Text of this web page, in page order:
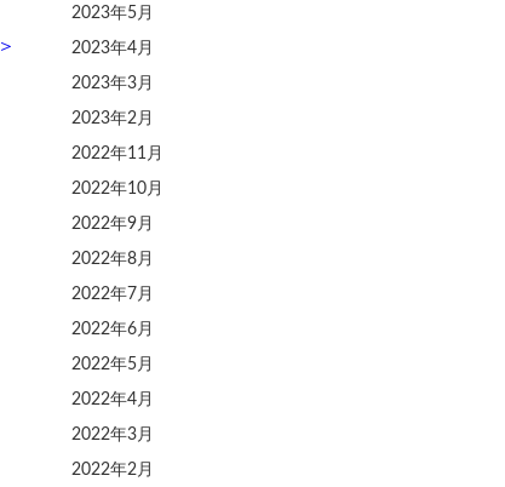
2023年5月
2023年4月
2023年3月
2023年2月
2022年11月
2022年10月
2022年9月
2022年8月
2022年7月
2022年6月
2022年5月
2022年4月
2022年3月
2022年2月